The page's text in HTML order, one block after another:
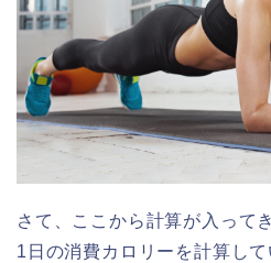
さて、ここから計算が入って
1日の消費カロリーを計算して